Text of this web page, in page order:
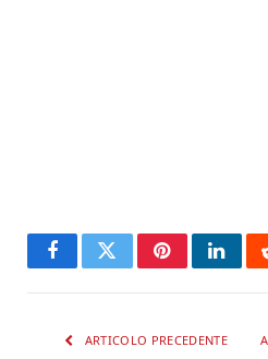
FacebookTwitterPinterest
ARTICOLO PRECEDENTE